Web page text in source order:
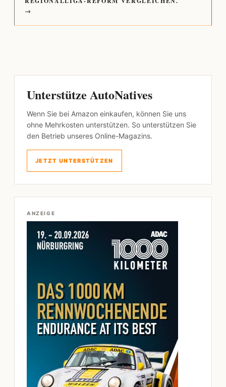
→
Unterstütze AutoNatives
Wenn Sie bei Amazon einkaufen, können Sie uns
ohne Mehrkosten unterstützen. So unterstützen Sie
den Betrieb unseres Online-Magazins.
JETZT UNTERSTÜTZEN
ANZEIGE